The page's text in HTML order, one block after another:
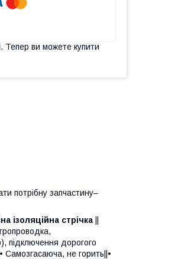
Тепер ви можете купити
потрібну запчастину–
ізоляційна стрічка
підключення дорогого
||• Самозгасаюча, не горить||•